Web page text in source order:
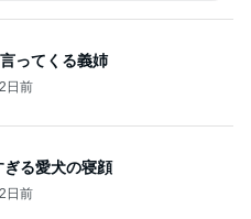
ってくる義姉
2日前
る愛犬の寝顔
2日前